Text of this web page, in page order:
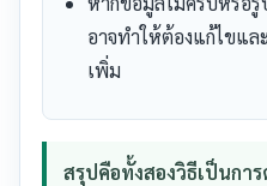
อาจทำให้ต้องแก้ไขแล
เพิ่ม
สรุปคือทั้งสองวิธีเป็นกา